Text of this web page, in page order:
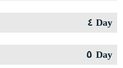
Day ٤
Day ٥